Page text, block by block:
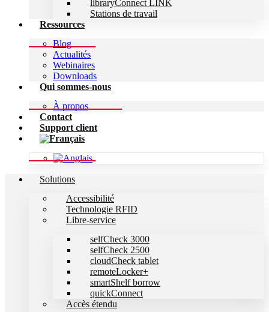
libraryConnect LINK
Stations de travail
Ressources
Blog
Actualités
Webinaires
Downloads
Qui sommes-nous
À propos
Contact
Support client
Solutions
Accessibilité
Technologie RFID
Libre-service
selfCheck 3000
selfCheck 2500
cloudCheck tablet
remoteLocker+
smartShelf borrow
quickConnect
Accès étendu